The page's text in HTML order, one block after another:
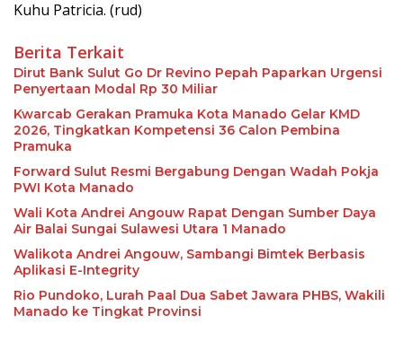
Kuhu Patricia. (rud)
Berita Terkait
Dirut Bank Sulut Go Dr Revino Pepah Paparkan Urgensi
Penyertaan Modal Rp 30 Miliar
Kwarcab Gerakan Pramuka Kota Manado Gelar KMD
2026, Tingkatkan Kompetensi 36 Calon Pembina
Pramuka
Forward Sulut Resmi Bergabung Dengan Wadah Pokja
PWI Kota Manado
Wali Kota Andrei Angouw Rapat Dengan Sumber Daya
Air Balai Sungai Sulawesi Utara 1 Manado
Walikota Andrei Angouw, Sambangi Bimtek Berbasis
Aplikasi E-Integrity
Rio Pundoko, Lurah Paal Dua Sabet Jawara PHBS, Wakili
Manado ke Tingkat Provinsi